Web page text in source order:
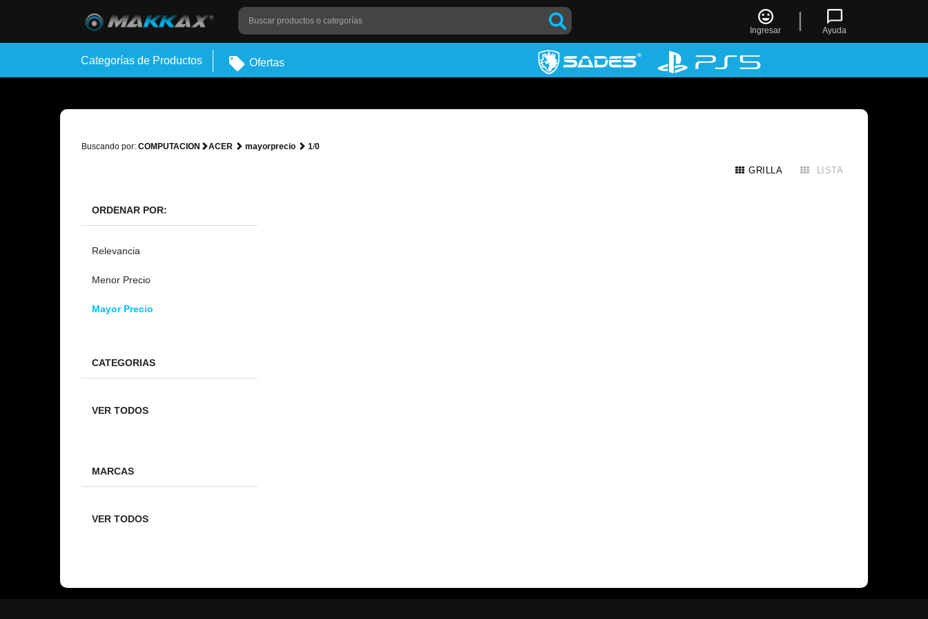
Ingresar | Ayuda
Categorías de Productos Ofertas
Buscando por: COMPUTACION ACER mayorprecio 1/0
GRILLA LISTA
ORDENAR POR:
Relevancia
Menor Precio
Mayor Precio
CATEGORIAS
VER TODOS
MARCAS
VER TODOS